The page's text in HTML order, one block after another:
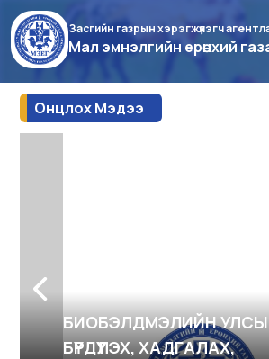
Засгийн газрын хэрэгжүүлэгч
Мал эмнэлгийн ерөнхий
Онцлох Мэдээ
БИОБЭЛДМЭЛИЙН
БҮРДҮҮЛЭХ, ХАДГАЛАХ,